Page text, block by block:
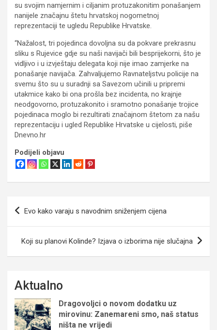
su svojim namjernim i ciljanim protuzakonitim ponašanjem
nanijele značajnu štetu hrvatskoj nogometnoj
reprezentaciji te ugledu Republike Hrvatske.
“Nažalost, tri pojedinca dovoljna su da pokvare prekrasnu
sliku s Rujevice gdje su naši navijači bili besprijekorni, što je
vidljivo i u izvještaju delegata koji nije imao zamjerke na
ponašanje navijača. Zahvaljujemo Ravnateljstvu policije na
svemu što su u suradnji sa Savezom učinili u pripremi
utakmice kako bi ona prošla bez incidenta, no krajnje
neodgovorno, protuzakonito i sramotno ponašanje trojice
pojedinaca moglo bi rezultirati značajnom štetom za našu
reprezentaciju i ugled Republike Hrvatske u cijelosti, piše
Dnevno.hr
Podijeli objavu
Navigacija
Evo kako varaju s navodnim sniženjem cijena
Koji su planovi Kolinde? Izjava o izborima nije slučajna
Aktualno
Dragovoljci o novom dodatku uz
mirovinu: Zanemareni smo, naš status
ništa ne vrijedi